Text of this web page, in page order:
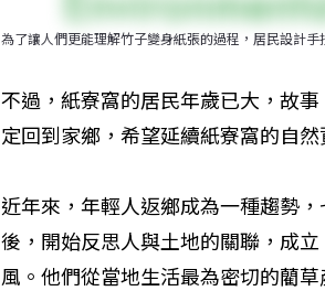
為了讓人們更能理解竹子變身紙張的過程，居民設計手
不過，紙寮窩的居民年歲已大，故
定回到家鄉，希望延續紙寮窩的自然
近年來，年輕人返鄉成為一種趨勢
後，開始反思人與土地的關聯，成
風。他們從當地生活最為密切的藺